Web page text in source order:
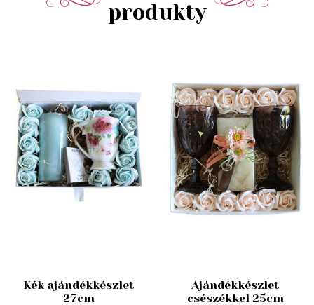
produkty
Kék ajándékkészlet
27cm
Ajándékkészlet
csészékkel 25cm